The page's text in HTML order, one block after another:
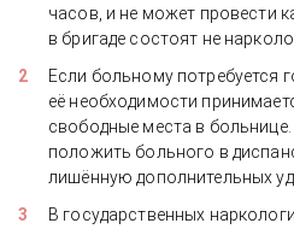
часов, и не может провести
в бригаде состоят не
Если больному потребуется
её необходимости
свободные места в
положить больного в
лишённую дополнительных
В государственных